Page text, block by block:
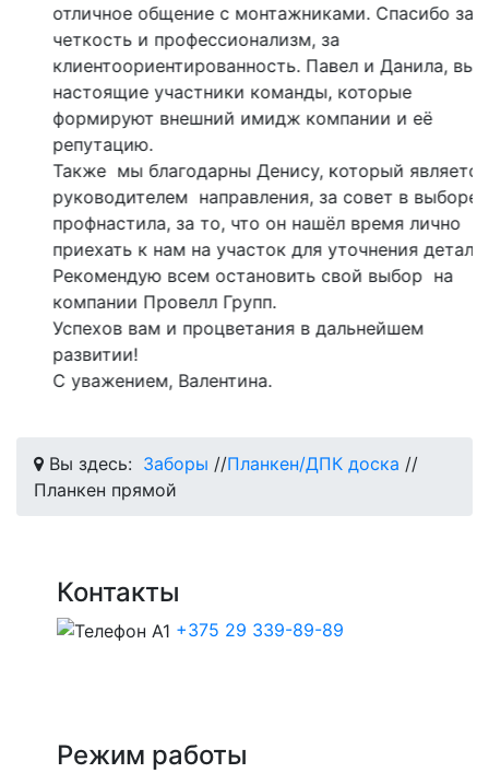
отличное общение с монтажниками. Спасибо за
четкость и профессионализм, за
клиентоориентированность. Павел и Данила, вы –
настоящие участники команды, которые
формируют внешний имидж компании и её
репутацию.
Также мы благодарны Денису, который является
руководителем направления, за совет в выборе
профнастила, за то, что он нашёл время лично
приехать к нам на участок для уточнения деталей.
Рекомендую всем остановить свой выбор на
компании Провелл Групп.
Успехов вам и процветания в дальнейшем
развитии!
С уважением, Валентина.
Вы здесь: Заборы //Планкен/ДПК доска //
Планкен прямой
Контакты
+375 29 339-89-89
Режим работы